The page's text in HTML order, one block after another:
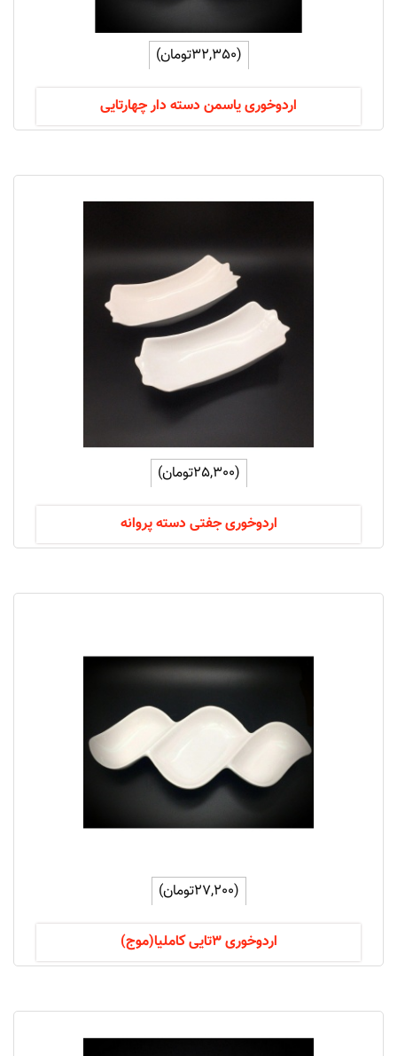
(32,350تومان)
اردوخوری یاسمن دسته دار چهارتایی
(25,300تومان)
اردوخوری جفتی دسته پروانه
(27,200تومان)
اردوخوری 3تایی کاملیا(موج)